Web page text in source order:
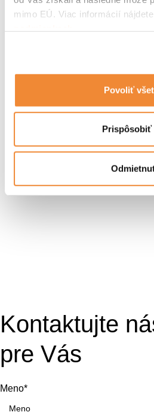
mimo EÚ. Viac informácií
Povoliť
Prispôsobiť
Kontaktujte
pre Vás
Meno*